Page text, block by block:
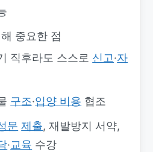
중요한 점
직후라도 스스로 신고·자
구조·입양 비용 협조
문 제출, 재발방지 서약,
·교육 수강